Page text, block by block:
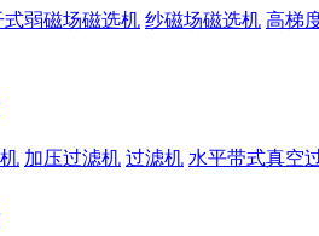
式弱磁场磁选机 纱磁场磁选机 高梯
加压过滤机 过滤机 水平带式真空